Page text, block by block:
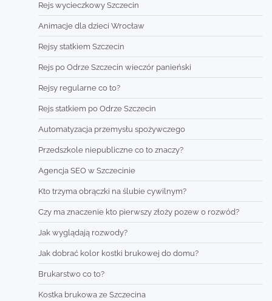
Rejs wycieczkowy Szczecin
Animacje dla dzieci Wrocław
Rejsy statkiem Szczecin
Rejs po Odrze Szczecin wieczór panieński
Rejsy regularne co to?
Rejs statkiem po Odrze Szczecin
Automatyzacja przemysłu spożywczego
Przedszkole niepubliczne co to znaczy?
Agencja SEO w Szczecinie
Kto trzyma obrączki na ślubie cywilnym?
Czy ma znaczenie kto pierwszy złoży pozew o rozwód?
Jak wyglądają rozwody?
Jak dobrać kolor kostki brukowej do domu?
Brukarstwo co to?
Kostka brukowa ze Szczecina